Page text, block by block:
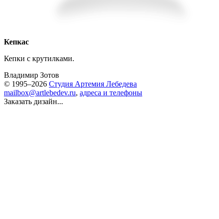
Кепкас
Кепки с крутилками.
Владимир Зотов
© 1995–2026 Студия Артемия Лебедева
mailbox@artlebedev.ru, адреса и телефоны
Заказать дизайн...